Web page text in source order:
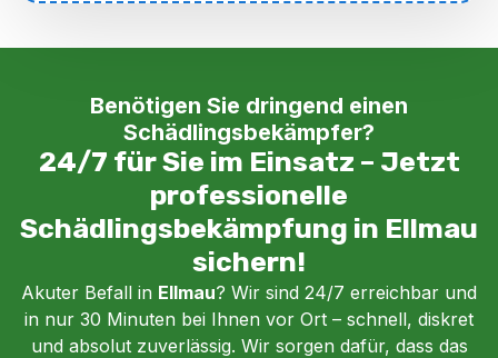
Benötigen Sie dringend einen
Schädlingsbekämpfer?
24/7 für Sie im Einsatz – Jetzt
professionelle
Schädlingsbekämpfung in Ellmau
sichern!
Akuter Befall in Ellmau? Wir sind 24/7 erreichbar und
in nur 30 Minuten bei Ihnen vor Ort – schnell, diskret
und absolut zuverlässig. Wir sorgen dafür, dass das